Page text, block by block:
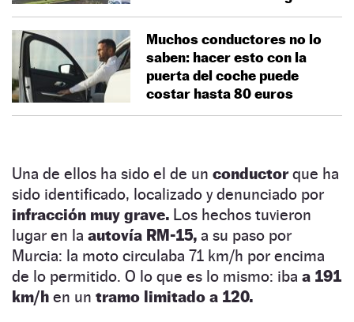
Muchos conductores no lo
saben: hacer esto con la
puerta del coche puede
costar hasta 80 euros
Una de ellos ha sido el de un conductorque ha
sido identificado, localizado y denunciado por
infracción muy grave. Los hechos tuvieron
lugar en la autovía RM-15, a su paso por
Murcia: la moto circulaba 71 km/h por encima
de lo permitido. O lo que es lo mismo: iba a 191
km/h en un tramo limitado a 120.